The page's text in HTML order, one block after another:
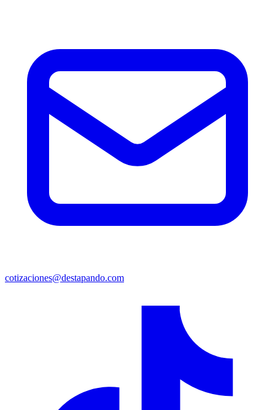
cotizaciones@destapando.com